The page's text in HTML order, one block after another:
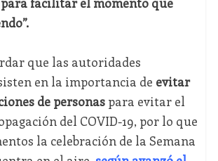
que las autoridades
en la importancia de evitar
de personaspara evitar el
del COVID-19, por lo que
la celebración de la Semana